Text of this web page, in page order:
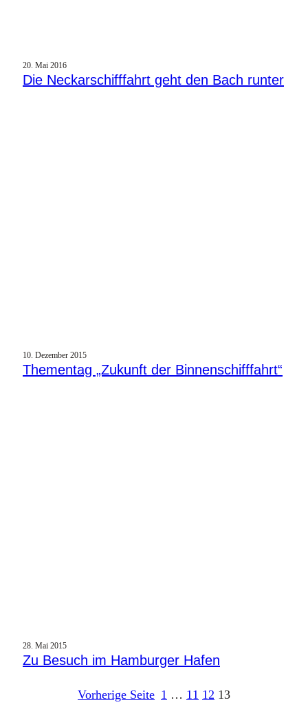
20. Mai 2016
Die Neckarschifffahrt geht den Bach runter
10. Dezember 2015
Thementag „Zukunft der Binnenschifffahrt“
28. Mai 2015
Zu Besuch im Hamburger Hafen
Vorherige Seite 1 … 11 12 13